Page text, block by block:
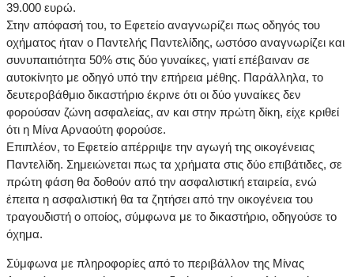
39.000 ευρώ.
Στην απόφασή του, το Εφετείο αναγνωρίζει πως οδηγός του
οχήματος ήταν ο Παντελής Παντελίδης, ωστόσο αναγνωρίζει και
συνυπαιτιότητα 50% στις δύο γυναίκες, γιατί επέβαιναν σε
αυτοκίνητο με οδηγό υπό την επήρεια μέθης. Παράλληλα, το
δευτεροβάθμιο δικαστήριο έκρινε ότι οι δύο γυναίκες δεν
φορούσαν ζώνη ασφαλείας, αν και στην πρώτη δίκη, είχε κριθεί
ότι η Μίνα Αρναούτη φορούσε.
Επιπλέον, το Εφετείο απέρριψε την αγωγή της οικογένειας
Παντελίδη. Σημειώνεται πως τα χρήματα στις δύο επιβάτιδες, σε
πρώτη φάση θα δοθούν από την ασφαλιστική εταιρεία, ενώ
έπειτα η ασφαλιστική θα τα ζητήσει από την οικογένεια του
τραγουδιστή ο οποίος, σύμφωνα με το δικαστήριο, οδηγούσε το
όχημα.
Σύμφωνα με πληροφορίες από το περιβάλλον της Μίνας